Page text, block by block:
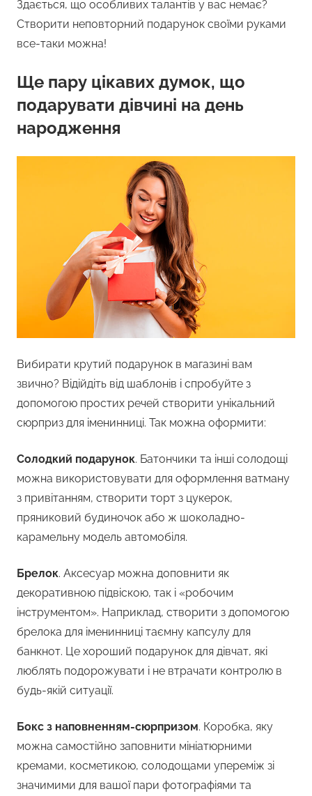
Здається, що особливих талантів у вас немає?
Створити неповторний подарунок своїми руками
все-таки можна!
Ще пару цікавих думок, що
подарувати дівчині на день
народження
Вибирати крутий подарунок в магазині вам
звично? Відійдіть від шаблонів і спробуйте з
допомогою простих речей створити унікальний
сюрприз для іменинниці. Так можна оформити:
Солодкий подарунок. Батончики та інші солодощі
можна використовувати для оформлення ватману
з привітанням, створити торт з цукерок,
пряниковий будиночок або ж шоколадно-
карамельну модель автомобіля.
Брелок. Аксесуар можна доповнити як
декоративною підвіскою, так і «робочим
інструментом». Наприклад, створити з допомогою
брелока для іменинниці таємну капсулу для
банкнот. Це хороший подарунок для дівчат, які
люблять подорожувати і не втрачати контролю в
будь-якій ситуації.
Бокс з наповненням-сюрпризом. Коробка, яку
можна самостійно заповнити мініатюрними
кремами, косметикою, солодощами упереміж зі
значимими для вашої пари фотографіями та